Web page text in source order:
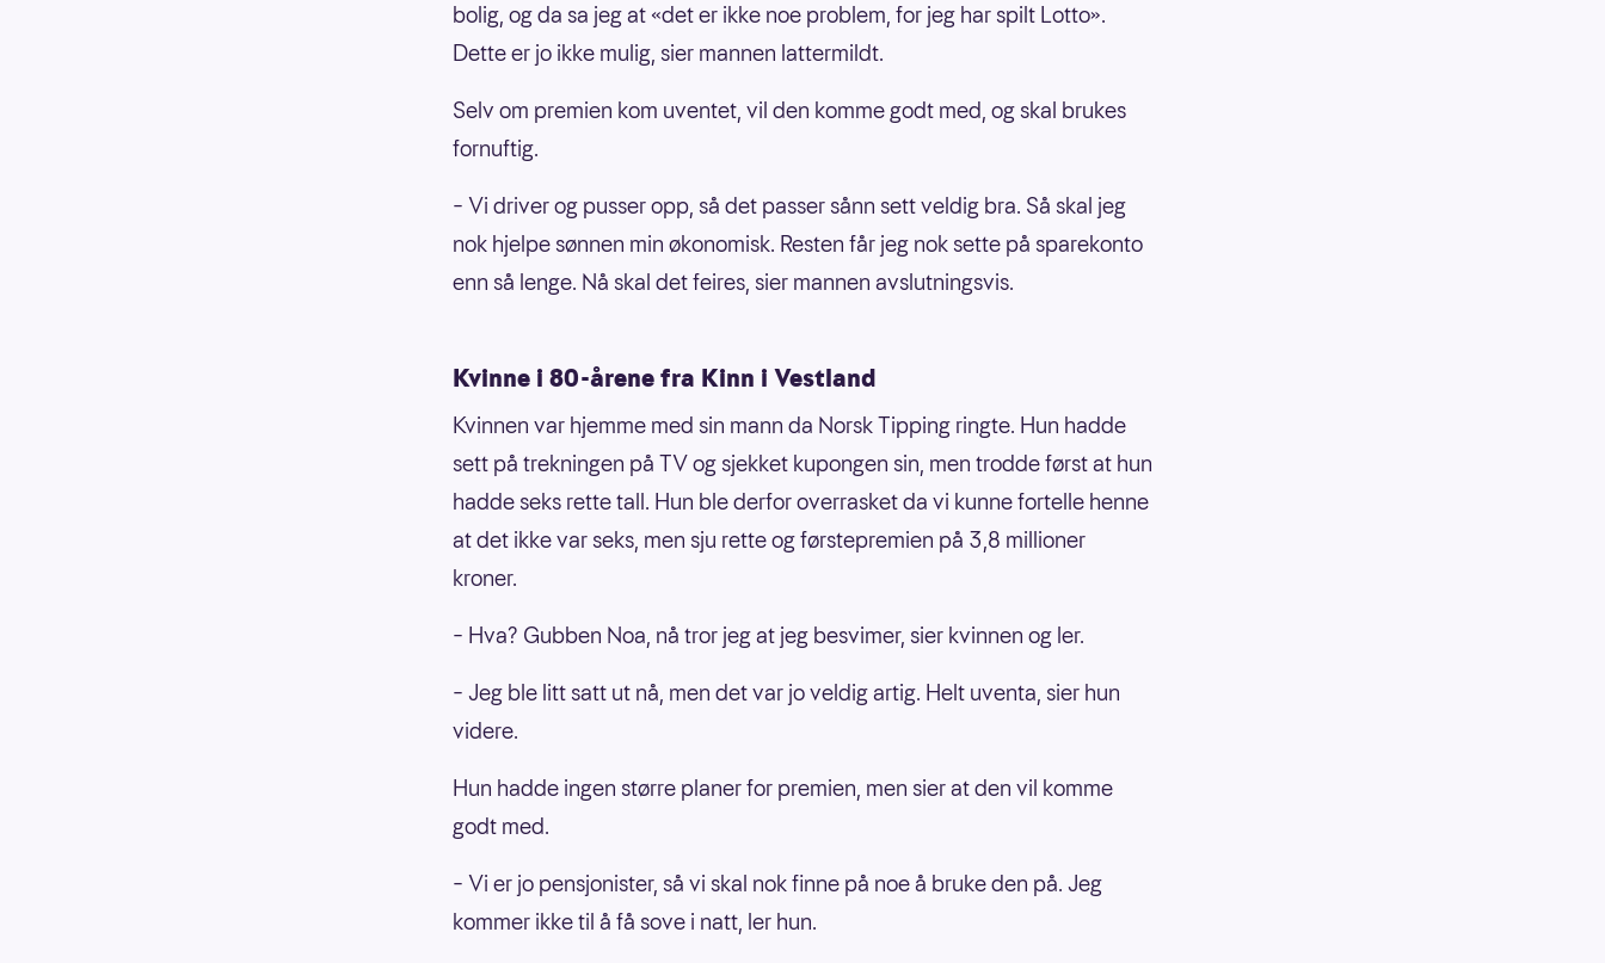
bolig, og da sa jeg at «det er ikke noe problem, for jeg har spilt Lotto».
Dette er jo ikke mulig, sier mannen lattermildt.
Selv om premien kom uventet, vil den komme godt med, og skal brukes
fornuftig.
– Vi driver og pusser opp, så det passer sånn sett veldig bra. Så skal jeg
nok hjelpe sønnen min økonomisk. Resten får jeg nok sette på sparekonto
enn så lenge. Nå skal det feires, sier mannen avslutningsvis.
Kvinne i 80-årene fra Kinn i Vestland
Kvinnen var hjemme med sin mann da Norsk Tipping ringte. Hun hadde
sett på trekningen på TV og sjekket kupongen sin, men trodde først at hun
hadde seks rette tall. Hun ble derfor overrasket da vi kunne fortelle henne
at det ikke var seks, men sju rette og førstepremien på 3,8 millioner
kroner.
– Hva? Gubben Noa, nå tror jeg at jeg besvimer, sier kvinnen og ler.
– Jeg ble litt satt ut nå, men det var jo veldig artig. Helt uventa, sier hun
videre.
Hun hadde ingen større planer for premien, men sier at den vil komme
godt med.
– Vi er jo pensjonister, så vi skal nok finne på noe å bruke den på. Jeg
kommer ikke til å få sove i natt, ler hun.